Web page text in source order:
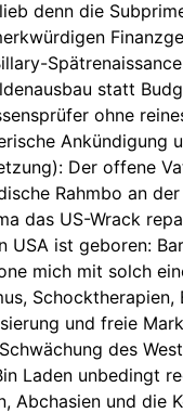
denn die
statt
ohne
Ankündigung
Der offene
Rahmbo an
das US-Wrack
USA ist geboren:
mich mit solch
Schocktherapien,
und freie
des
Laden unbedingt
Abchasien und die